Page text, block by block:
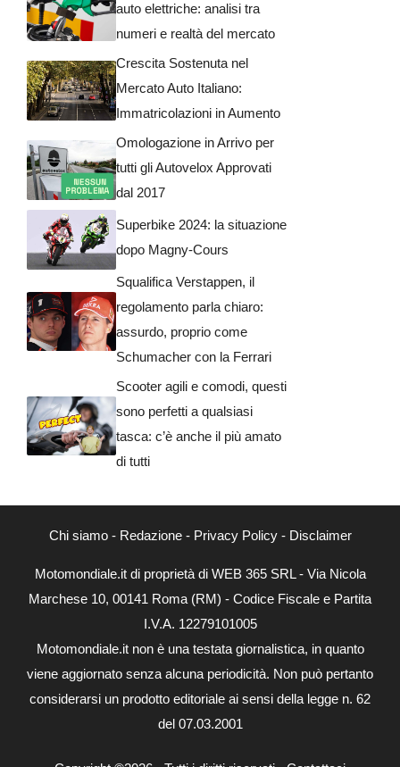
auto elettriche: analisi tra
numeri e realtà del mercato
Crescita Sostenuta nel
Mercato Auto Italiano:
Immatricolazioni in Aumento
Omologazione in Arrivo per
tutti gli Autovelox Approvati
dal 2017
Superbike 2024: la situazione
dopo Magny-Cours
Squalifica Verstappen, il
regolamento parla chiaro:
assurdo, proprio come
Schumacher con la Ferrari
Scooter agili e comodi, questi
sono perfetti a qualsiasi
tasca: c’è anche il più amato
di tutti
Chi siamo- Redazione- Privacy Policy- Disclaimer
Motomondiale.it di proprietà di WEB 365 SRL - Via Nicola
Marchese 10, 00141 Roma (RM) - Codice Fiscale e Partita
I.V.A. 12279101005
Motomondiale.it non è una testata giornalistica, in quanto
viene aggiornato senza alcuna periodicità. Non può pertanto
considerarsi un prodotto editoriale ai sensi della legge n. 62
del 07.03.2001